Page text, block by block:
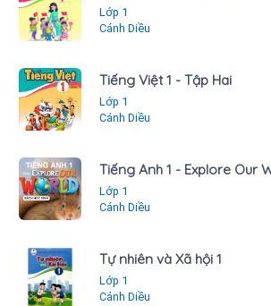
Lớp 1
Cánh Diều
Tiếng Việt 1 - Tập Hai
Lớp 1
Cánh Diều
Tiếng Anh 1 - Explore Our
Lớp 1
Cánh Diều
Tự nhiên và Xã hội 1
Lớp 1
Cánh Diều